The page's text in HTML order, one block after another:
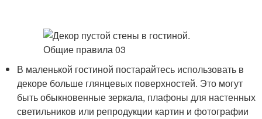
В маленькой гостиной постарайтесь использовать в
декоре больше глянцевых поверхностей. Это могут
быть обыкновенные зеркала, плафоны для настенных
светильников или репродукции картин и фотографии